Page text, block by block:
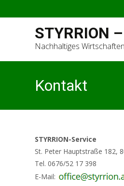
STYRRION
Nachhaltiges
Kontakt
STYRRION-Service
St. Peter Hauptstraße 182,
Tel. 0676/52 17 398
E-Mail: